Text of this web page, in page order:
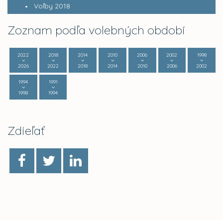
Voľby 2018
Zoznam podľa volebných období
2022
2026
2018
2022
2014
2018
2010
2014
2006
2010
2002
2006
1998
2002
1994
1998
1991
1994
Zdieľať